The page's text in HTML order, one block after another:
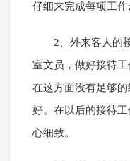
仔细来完成每项工作;
2、外来客人的
室文员，做好接待
在这方面没有足够
好。在以后的接待
心细致。